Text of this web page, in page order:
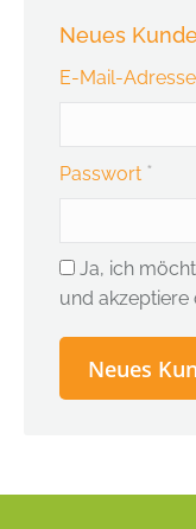
Neues
E-Mail-Adresse
Passwort *
Ja, ich
und akzeptiere
Neues